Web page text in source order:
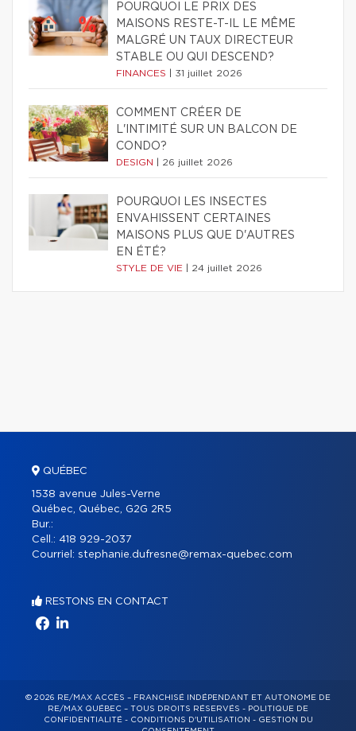
POURQUOI LE PRIX DES
MAISONS RESTE-T-IL LE MÊME
MALGRÉ UN TAUX DIRECTEUR
STABLE OU QUI DESCEND?
FINANCES 31 juillet 2026
COMMENT CRÉER DE
L'INTIMITÉ SUR UN BALCON DE
CONDO?
DESIGN 26 juillet 2026
POURQUOI LES INSECTES
ENVAHISSENT CERTAINES
MAISONS PLUS QUE D'AUTRES
EN ÉTÉ?
STYLE DE VIE 24 juillet 2026
QUÉBEC
1538 avenue Jules-Verne
Québec, Québec, G2G 2R5
Bur.:
Cell.: 418 929-2037
Courriel: stephanie.dufresne@remax-quebec.com
RESTONS EN CONTACT
© 2026 RE/MAX ACCÈS – FRANCHISÉ INDÉPENDANT ET AUTONOME DE
RE/MAX QUÉBEC – TOUS DROITS RÉSERVÉS - POLITIQUE DE
CONFIDENTIALITÉ- CONDITIONS D'UTILISATION - GESTION DU